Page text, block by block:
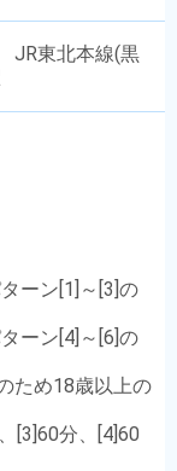
東北本線(黒
ーン[1]～[3]の
ーン[4]～[6]の
ため18歳以上の
[3]60分、[4]60